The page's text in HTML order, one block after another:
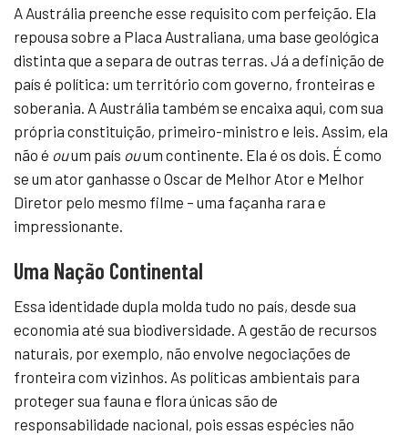
A Austrália preenche esse requisito com perfeição. Ela
repousa sobre a Placa Australiana, uma base geológica
distinta que a separa de outras terras. Já a definição de
país é política: um território com governo, fronteiras e
soberania. A Austrália também se encaixa aqui, com sua
própria constituição, primeiro-ministro e leis. Assim, ela
não é ouum país ouum continente. Ela é os dois. É como
se um ator ganhasse o Oscar de Melhor Ator e Melhor
Diretor pelo mesmo filme – uma façanha rara e
impressionante.
Uma Nação Continental
Essa identidade dupla molda tudo no país, desde sua
economia até sua biodiversidade. A gestão de recursos
naturais, por exemplo, não envolve negociações de
fronteira com vizinhos. As políticas ambientais para
proteger sua fauna e flora únicas são de
responsabilidade nacional, pois essas espécies não